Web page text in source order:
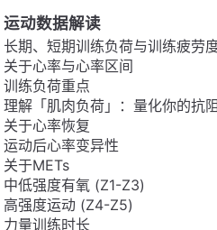
运动数据解读
长期、短期训练负荷与训练疲劳
关于心率与心率区间
训练负荷重点
理解「肌肉负荷」：量化你的抗
关于心率恢复
运动后心率变异性
关于METs
中低强度有氧 (Z1-Z3)
高强度运动 (Z4-Z5)
力量训练时长